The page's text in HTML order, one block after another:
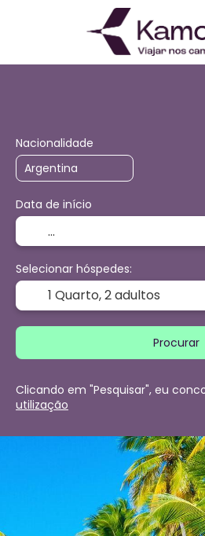
Nacionalidade
Data de início
Selecionar hóspedes:
1 Quarto,2 adultos
Procurar
Clicando em "Pesquisar", eu
utilização